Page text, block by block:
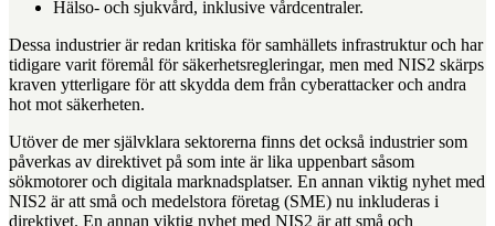
Hälso- och sjukvård, inklusive vårdcentraler.
Dessa industrier är redan kritiska för samhällets infrastruktur och har
tidigare varit föremål för säkerhetsregleringar, men med NIS2 skärps
kraven ytterligare för att skydda dem från cyberattacker och andra
hot mot säkerheten.
Utöver de mer självklara sektorerna finns det också industrier som
påverkas av direktivet på som inte är lika uppenbart såsom
sökmotorer och digitala marknadsplatser. En annan viktig nyhet med
NIS2 är att små och medelstora företag (SME) nu inkluderas i
direktivet. En annan viktig nyhet med NIS2 är att små och